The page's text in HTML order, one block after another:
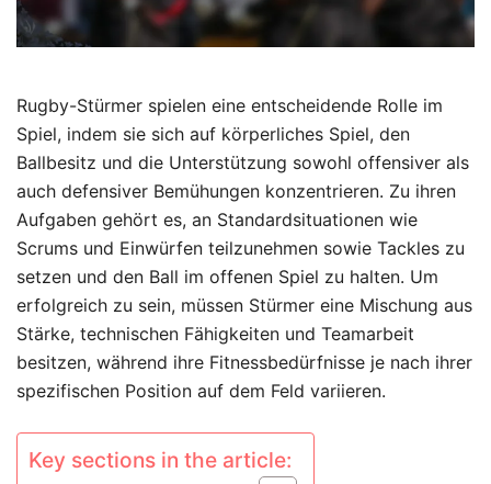
Rugby-Stürmer spielen eine entscheidende Rolle im
Spiel, indem sie sich auf körperliches Spiel, den
Ballbesitz und die Unterstützung sowohl offensiver als
auch defensiver Bemühungen konzentrieren. Zu ihren
Aufgaben gehört es, an Standardsituationen wie
Scrums und Einwürfen teilzunehmen sowie Tackles zu
setzen und den Ball im offenen Spiel zu halten. Um
erfolgreich zu sein, müssen Stürmer eine Mischung aus
Stärke, technischen Fähigkeiten und Teamarbeit
besitzen, während ihre Fitnessbedürfnisse je nach ihrer
spezifischen Position auf dem Feld variieren.
Key sections in the article: